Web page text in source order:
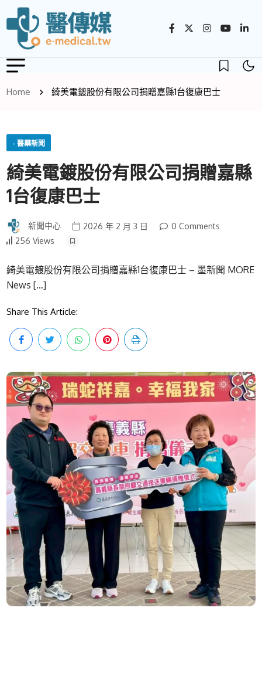
Home 綺美電鍍股份有限公司捐贈嘉縣1台復康巴士
- 醫藥新聞
綺美電鍍股份有限公司捐贈嘉縣
1台復康巴士
新聞中心 2026 年 2 月 3 日
0 Comments
256 Views
綺美電鍍股份有限公司捐贈嘉縣1台復康巴士 – 墨新聞 MORE
News […]
Share This Article: